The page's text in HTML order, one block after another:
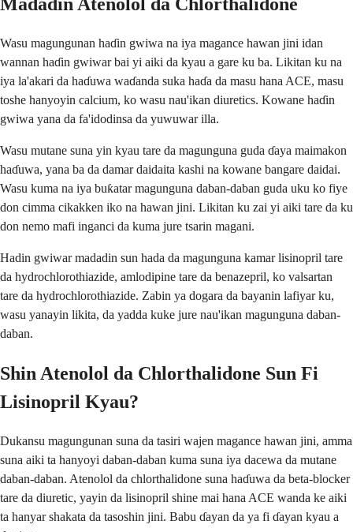
Madadin Atenolol da Chlorthalidone
Wasu magungunan haɗin gwiwa na iya magance hawan jini idan
wannan haɗin gwiwar bai yi aiki da kyau a gare ku ba. Likitan ku na
iya la'akari da haɗuwa waɗanda suka haɗa da masu hana ACE, masu
toshe hanyoyin calcium, ko wasu nau'ikan diuretics. Kowane haɗin
gwiwa yana da fa'idodinsa da yuwuwar illa.
Wasu mutane suna yin kyau tare da magunguna guda ɗaya maimakon
haɗuwa, yana ba da damar daidaita kashi na kowane bangare daidai.
Wasu kuma na iya buƙatar magunguna daban-daban guda uku ko fiye
don cimma cikakken iko na hawan jini. Likitan ku zai yi aiki tare da ku
don nemo mafi inganci da kuma jure tsarin magani.
Hadin gwiwar madadin sun hada da magunguna kamar lisinopril tare
da hydrochlorothiazide, amlodipine tare da benazepril, ko valsartan
tare da hydrochlorothiazide. Zabin ya dogara da bayanin lafiyar ku,
wasu yanayin likita, da yadda kuke jure nau'ikan magunguna daban-
daban.
Shin Atenolol da Chlorthalidone Sun Fi
Lisinopril Kyau?
Dukansu magungunan suna da tasiri wajen magance hawan jini, amma
suna aiki ta hanyoyi daban-daban kuma suna iya dacewa da mutane
daban-daban. Atenolol da chlorthalidone suna haɗuwa da beta-blocker
tare da diuretic, yayin da lisinopril shine mai hana ACE wanda ke aiki
ta hanyar shakata da tasoshin jini. Babu ɗayan da ya fi ɗayan kyau a